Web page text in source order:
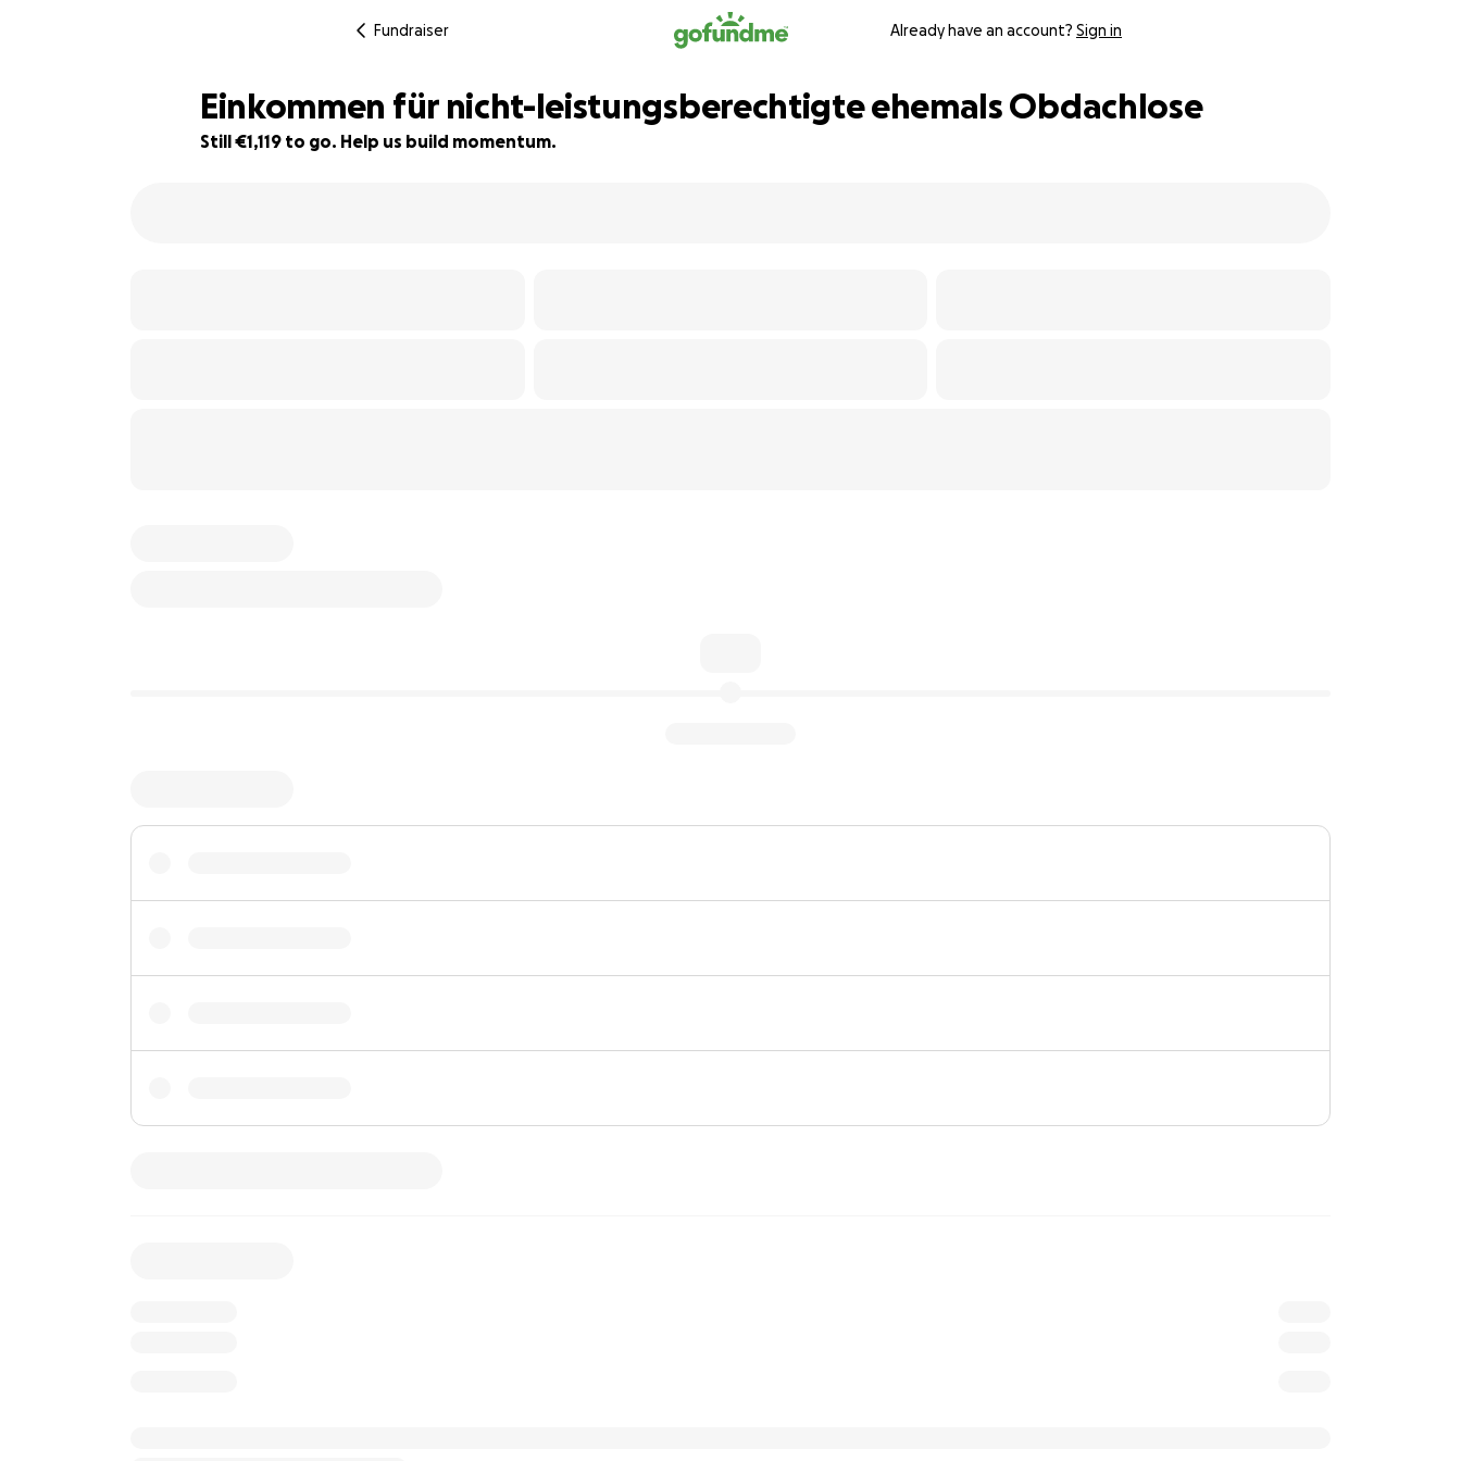
Fundraiser Already have an account? Sign in
Einkommen für nicht-leistungsberechtigte ehemals Obdachlose
Still €1,119 to go. Help us build momentum.